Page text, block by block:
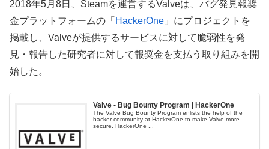
2018年5月8日、Steamを運営するValveは、バグ発見報奨
金プラットフォームの「 HackerOne 」にプロジェクトを
掲載し、Valveが提供するサービスに対して脆弱性を発
見・報告した研究者に対して報奨金を支払う取り組みを開
始した。
Valve - Bug Bounty Program | HackerOne
The Valve Bug Bounty Program enlists the help of the
hacker community at HackerOne to make Valve more
secure. HackerOne ...